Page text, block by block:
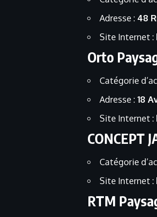
Adresse : 48
Site Internet :
Orto
Catégorie
Adresse : 18
Site Internet :
CONCEPT
Catégorie
Site Internet :
RTM